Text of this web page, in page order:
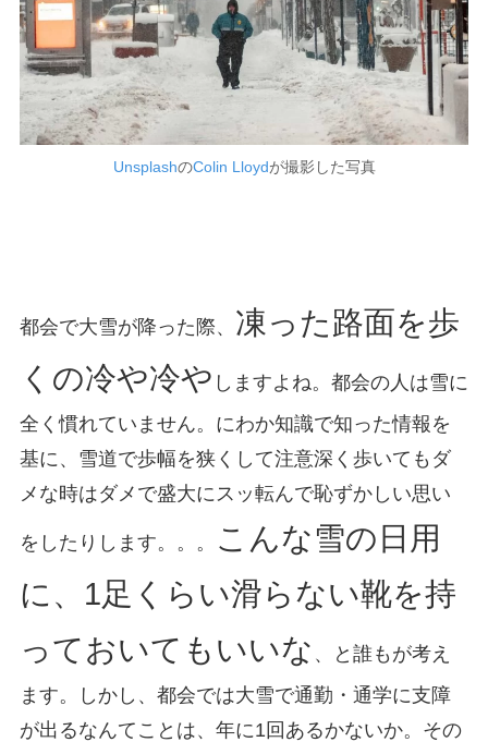
UnsplashのColin Lloydが撮影した写真
都会で大雪が降った際、 凍った路面を歩
くの冷や冷や しますよね。都会の人は雪に
全く慣れていません。にわか知識で知った情報を
基に、雪道で歩幅を狭くして注意深く歩いてもダ
メな時はダメで盛大にスッ転んで恥ずかしい思い
をしたりします。。。
こんな雪の日用
に、1足くらい滑らない靴を持
っておいてもいいな 、と誰もが考え
ます。しかし、都会では大雪で通勤・通学に支障
が出るなんてことは、年に1回あるかないか。その